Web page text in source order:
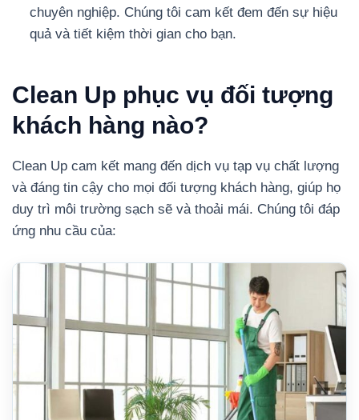
chuyên nghiệp. Chúng tôi cam kết đem đến sự hiệu
quả và tiết kiệm thời gian cho bạn.
Clean Up phục vụ đối tượng
khách hàng nào?
Clean Up cam kết mang đến dịch vụ tạp vụ chất lượng
và đáng tin cậy cho mọi đối tượng khách hàng, giúp họ
duy trì môi trường sạch sẽ và thoải mái. Chúng tôi đáp
ứng nhu cầu của: